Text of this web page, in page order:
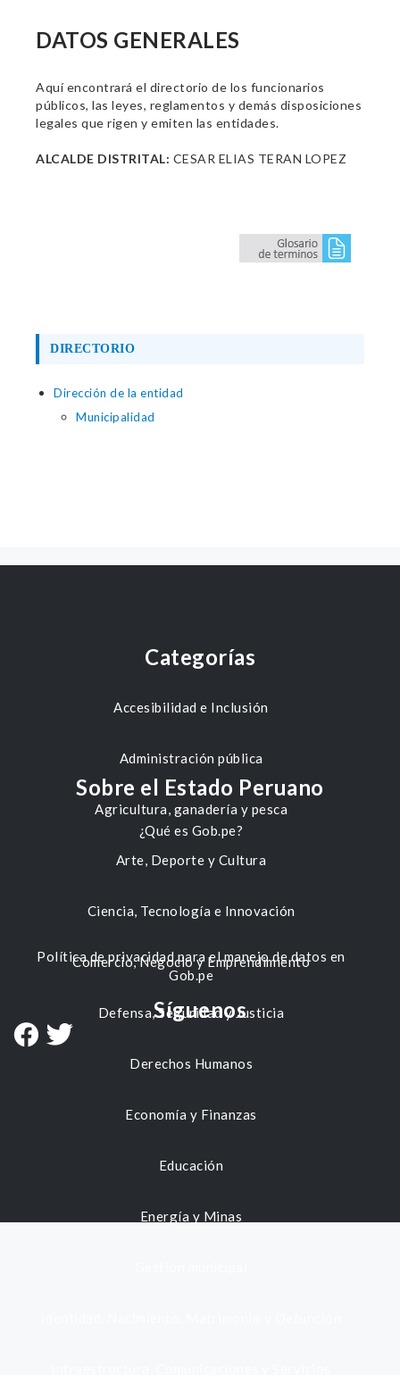
DATOS GENERALES
Aquí encontrará el directorio de los funcionarios
públicos, las leyes, reglamentos y demás disposiciones
legales que rigen y emiten las entidades.
ALCALDE DISTRITAL: CESAR ELIAS TERAN LOPEZ
DIRECTORIO
Dirección de la entidad
Municipalidad
Categorías
Accesibilidad e Inclusión
Administración pública
Agricultura, ganadería y pesca
Arte, Deporte y Cultura
Ciencia, Tecnología e Innovación
Comercio, Negocio y Emprendimiento
Defensa, Seguridad y Justicia
Derechos Humanos
Economía y Finanzas
Educación
Energía y Minas
Sobre el Estado Peruano
¿Qué es Gob.pe?
Política de privacidad para el manejo de datos en
Gob.pe
Síguenos